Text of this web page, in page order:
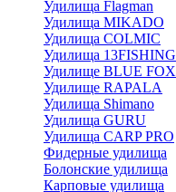
Удилища Flagman
Удилища MIKADO
Удилища COLMIC
Удилища 13FISHING
Удилище BLUE FOX
Удилище RAPALA
Удилища Shimano
Удилища GURU
Удилища CARP PRO
Фидерные удилища
Болонские удилища
Карповые удилища